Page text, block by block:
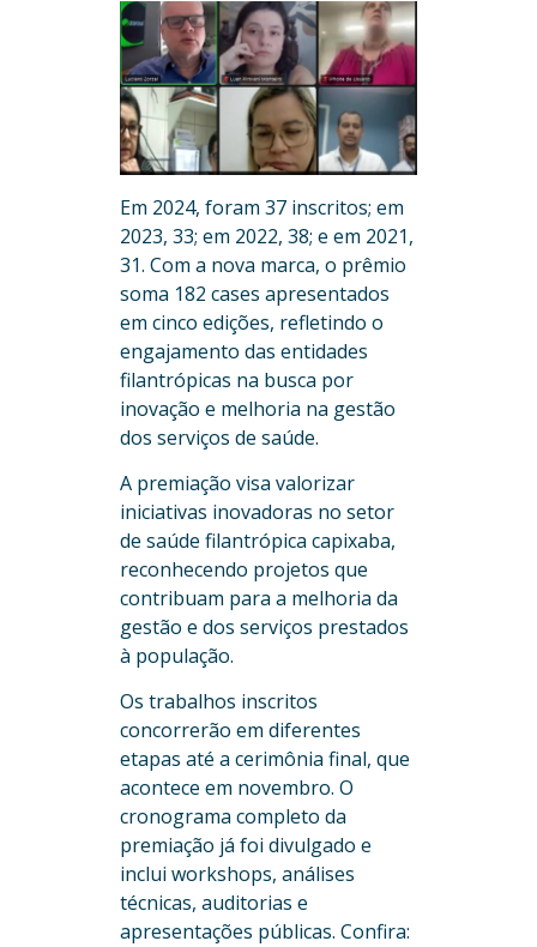
Em 2024, foram 37 inscritos; em
2023, 33; em 2022, 38; e em 2021,
31. Com a nova marca, o prêmio
soma 182 cases apresentados
em cinco edições, refletindo o
engajamento das entidades
filantrópicas na busca por
inovação e melhoria na gestão
dos serviços de saúde.
A premiação visa valorizar
iniciativas inovadoras no setor
de saúde filantrópica capixaba,
reconhecendo projetos que
contribuam para a melhoria da
gestão e dos serviços prestados
à população.
Os trabalhos inscritos
concorrerão em diferentes
etapas até a cerimônia final, que
acontece em novembro. O
cronograma completo da
premiação já foi divulgado e
inclui workshops, análises
técnicas, auditorias e
apresentações públicas. Confira: